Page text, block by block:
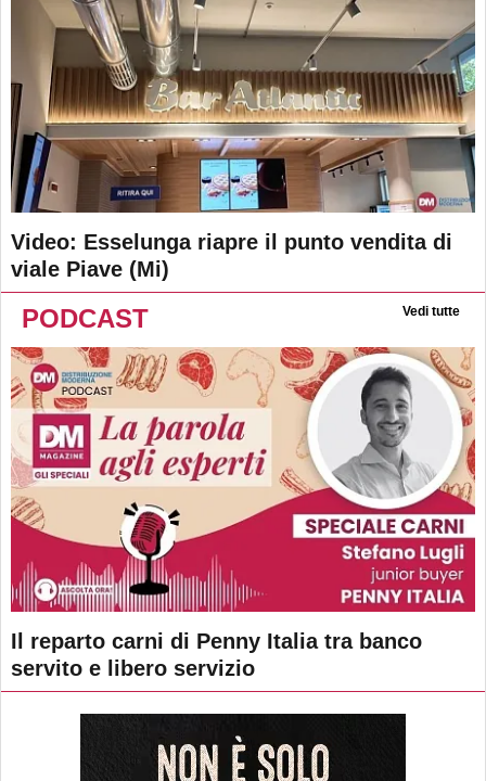
Video: Esselunga riapre il punto vendita di
viale Piave (Mi)
PODCAST Vedi tutte
Il reparto carni di Penny Italia tra banco
servito e libero servizio